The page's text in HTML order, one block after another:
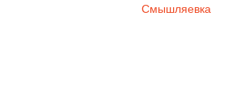
Смышляевка